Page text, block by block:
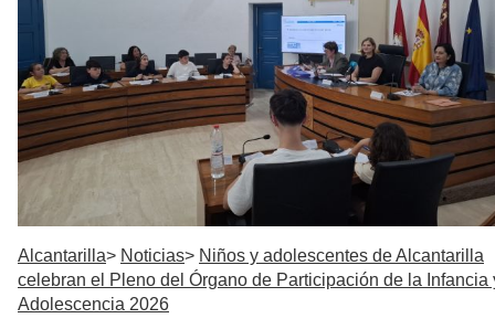
Alcantarilla Noticias
Niños y adolescentes de Alcantarilla
celebran el Pleno del Órgano de Participación de la Infancia
Adolescencia 2026